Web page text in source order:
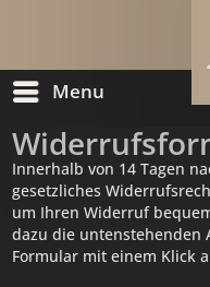
Menu
Innerhalb von 14 Tagen
gesetzliches
um Ihren Widerruf
dazu die untenstehenden
Formular mit einem Klick